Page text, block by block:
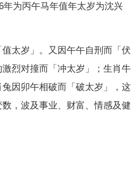
为丙午马年值年太岁为沈兴
太岁」。又因午午自刑而「伏
烈对撞而「冲太岁」；生肖牛
因卯午相破而「破太岁」，这
，波及事业、财富、情感及健